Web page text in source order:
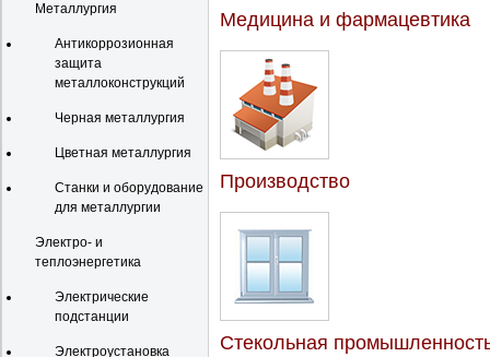
Металлургия
Антикоррозионная
защита
металлоконструкций
Черная металлургия
Цветная металлургия
Станки и оборудование
для металлургии
Электро- и
теплоэнергетика
Электрические
подстанции
Электроустановка
Медицина и фармацевтика
Производство
Стекольная